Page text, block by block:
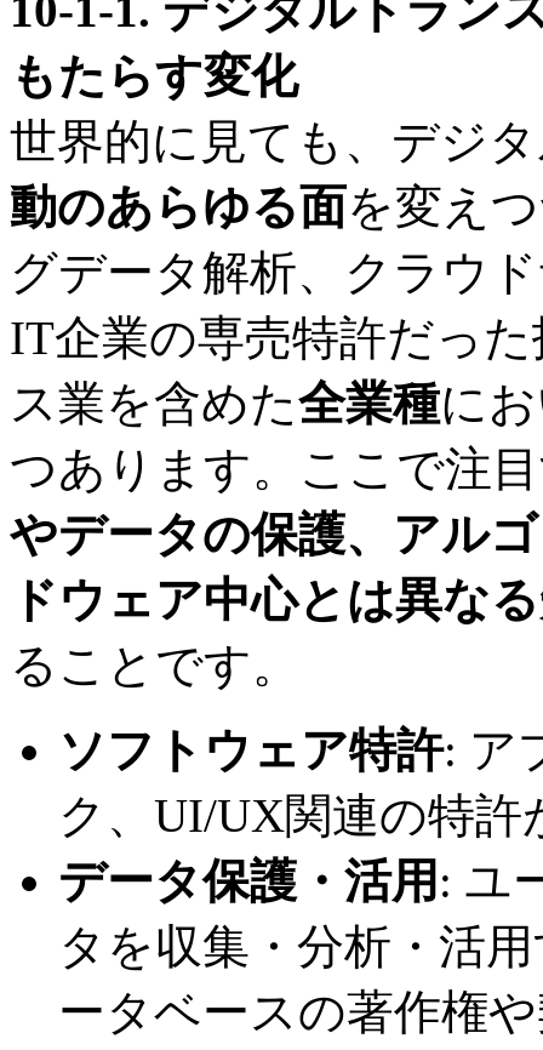
もたらす変化
世界的に見ても、デジ
動のあらゆる面を変え
グデータ解析、クラウ
IT企業の専売特許だっ
ス業を含めた全業種に
つあります。ここで注
やデータの保護、アル
ドウェア中心とは異な
ることです。
ソフトウェア特許: ア
ク、UI/UX関連の特
データ保護・活用 : ユ
タを収集・分析・活
ータベースの著作権